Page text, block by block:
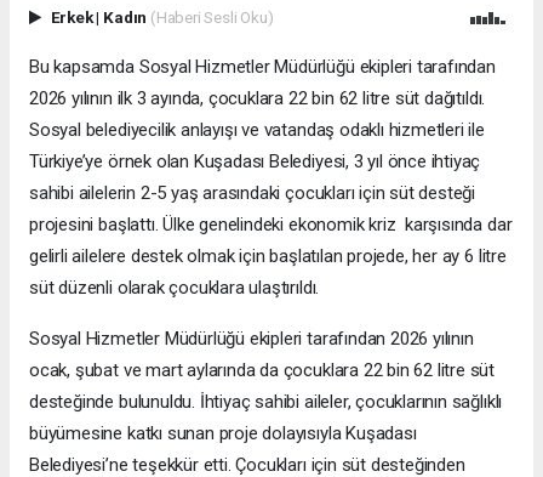
Erkek| Kadın (Haberi Sesli Oku)
Bu kapsamda Sosyal Hizmetler Müdürlüğü ekipleri tarafından
2026 yılının ilk 3 ayında, çocuklara 22 bin 62 litre süt dağıtıldı.
Sosyal belediyecilik anlayışı ve vatandaş odaklı hizmetleri ile
Türkiye’ye örnek olan Kuşadası Belediyesi, 3 yıl önce ihtiyaç
sahibi ailelerin 2-5 yaş arasındaki çocukları için süt desteği
projesini başlattı. Ülke genelindeki ekonomik kriz karşısında dar
gelirli ailelere destek olmak için başlatılan projede, her ay 6 litre
süt düzenli olarak çocuklara ulaştırıldı.
Sosyal Hizmetler Müdürlüğü ekipleri tarafından 2026 yılının
ocak, şubat ve mart aylarında da çocuklara 22 bin 62 litre süt
desteğinde bulunuldu. İhtiyaç sahibi aileler, çocuklarının sağlıklı
büyümesine katkı sunan proje dolayısıyla Kuşadası
Belediyesi’ne teşekkür etti. Çocukları için süt desteğinden